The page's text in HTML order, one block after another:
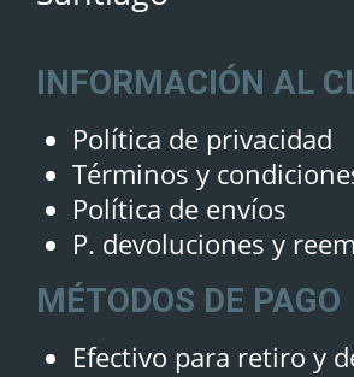
INFORMACIÓN AL
Política de privacidad
Términos y
Política de envíos
P. devoluciones y
MÉTODOS DE PAGO
Efectivo para retiro y